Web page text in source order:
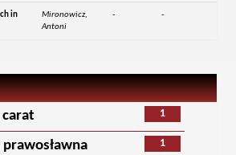
in
Mironowicz,
Antoni
- -
1
carat
1